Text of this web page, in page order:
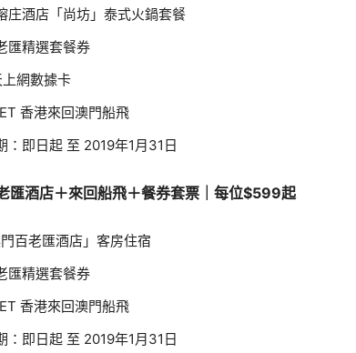
庄酒店「尚坊」泰式火鍋套餐
匯精選套餐券
網數據卡
香港來回澳門船飛
：即日起 至 2019年1月31日
匯酒店＋來回船飛＋餐券套票｜每位$599起
百老匯酒店」客房住宿
匯精選套餐券
香港來回澳門船飛
：即日起 至 2019年1月31日